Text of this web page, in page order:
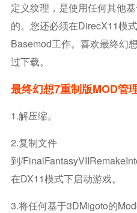
定义纹理，是使用任何其他
的。您还必须在DirecX11模
Basemod工作。喜欢最终幻
过下载。
最终幻想7重制版MOD管
1.解压缩。
2.复制文件
到/
在DX11模式下启动游戏。
3.将任何基于3DMigoto的